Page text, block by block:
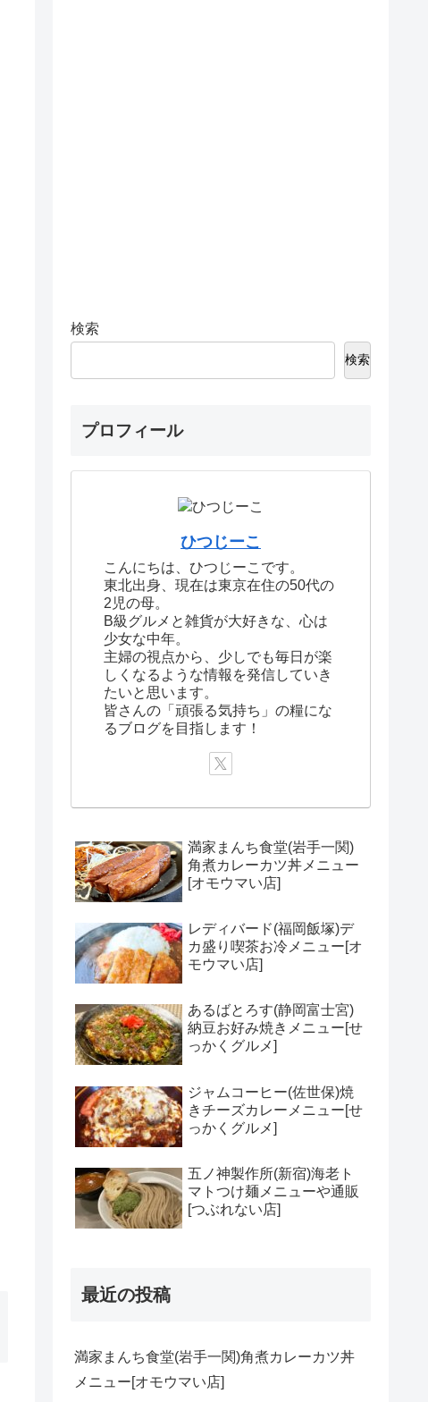
検索
検索
プロフィール
ひつじーこ
こんにちは、ひつじーこです。
東北出身、現在は東京在住の50代の
2児の母。
B級グルメと雑貨が大好きな、心は
少女な中年。
主婦の視点から、少しでも毎日が楽
しくなるような情報を発信していき
たいと思います。
皆さんの「頑張る気持ち」の糧にな
るブログを目指します！
満家まんち食堂(岩手一関)
角煮カレーカツ丼メニュー
[オモウマい店]
レディバード(福岡飯塚)デ
カ盛り喫茶お冷メニュー[オ
モウマい店]
あるばとろす(静岡富士宮)
納豆お好み焼きメニュー[せ
っかくグルメ]
ジャムコーヒー(佐世保)焼
きチーズカレーメニュー[せ
っかくグルメ]
五ノ神製作所(新宿)海老ト
マトつけ麺メニューや通販
[つぶれない店]
最近の投稿
満家まんち食堂(岩手一関)角煮カレーカツ丼
メニュー[オモウマい店]